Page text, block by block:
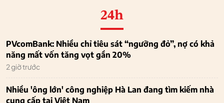
24h
PVcomBank: Nhiều chỉ tiêu sát “ngưỡng đỏ”, nợ có khả
năng mất vốn tăng vọt gần 20%
2 giờ trước
Nhiều 'ông lớn' công nghiệp Hà Lan đang tìm kiếm nhà
cung cấp tại Việt Nam